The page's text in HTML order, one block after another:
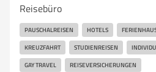
Reisebüro
PAUSCHALREISEN HOTELS
KREUZFAHRT STUDIENREISEN
GAY TRAVEL REISEVERSICHERUNGEN